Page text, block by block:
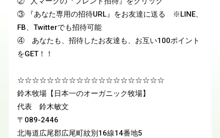
③ 『あなた専用の招待URL』をお友達に送る　※LINE、
FB、Twitterでも招待可能
④　あなたも、招待したお友達も、お互い100ポイント
をGET！！
☆☆☆☆☆☆☆☆☆☆☆☆☆☆☆☆☆☆☆☆
鈴木牧場【日本一のオーガニック牧場】
代表　鈴木敏文
〒089-2446
北海道広尾郡広尾町紋別16線14番地5